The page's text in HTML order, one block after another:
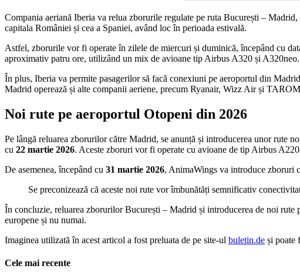
Compania aeriană Iberia va relua zborurile regulate pe ruta București –
capitala României și cea a Spaniei, având loc în perioada estivală.
Astfel, zborurile vor fi operate în zilele de miercuri și duminică, începând cu
aproximativ patru ore, utilizând un mix de avioane tip Airbus A320 și
În plus, Iberia va permite pasagerilor să facă conexiuni pe aeroportul din
Madrid operează și alte companii aeriene, precum Ryanair, Wizz Air și
Noi rute pe aeroportul Otopeni din 2026
Pe lângă reluarea zborurilor către Madrid, se anunță și introducerea unor rute
cu 22 martie 2026. Aceste zboruri vor fi operate cu avioane de tip Airbus
De asemenea, începând cu 31 martie 2026, AnimaWings va introduce zboruri
Se preconizează că aceste noi rute vor îmbunătăți semnificativ
În concluzie, reluarea zborurilor București – Madrid și introducerea de noi
europene și nu numai.
Imaginea utilizată în acest articol a fost preluata de pe site-ul buletin.de și poate
Cele mai recente